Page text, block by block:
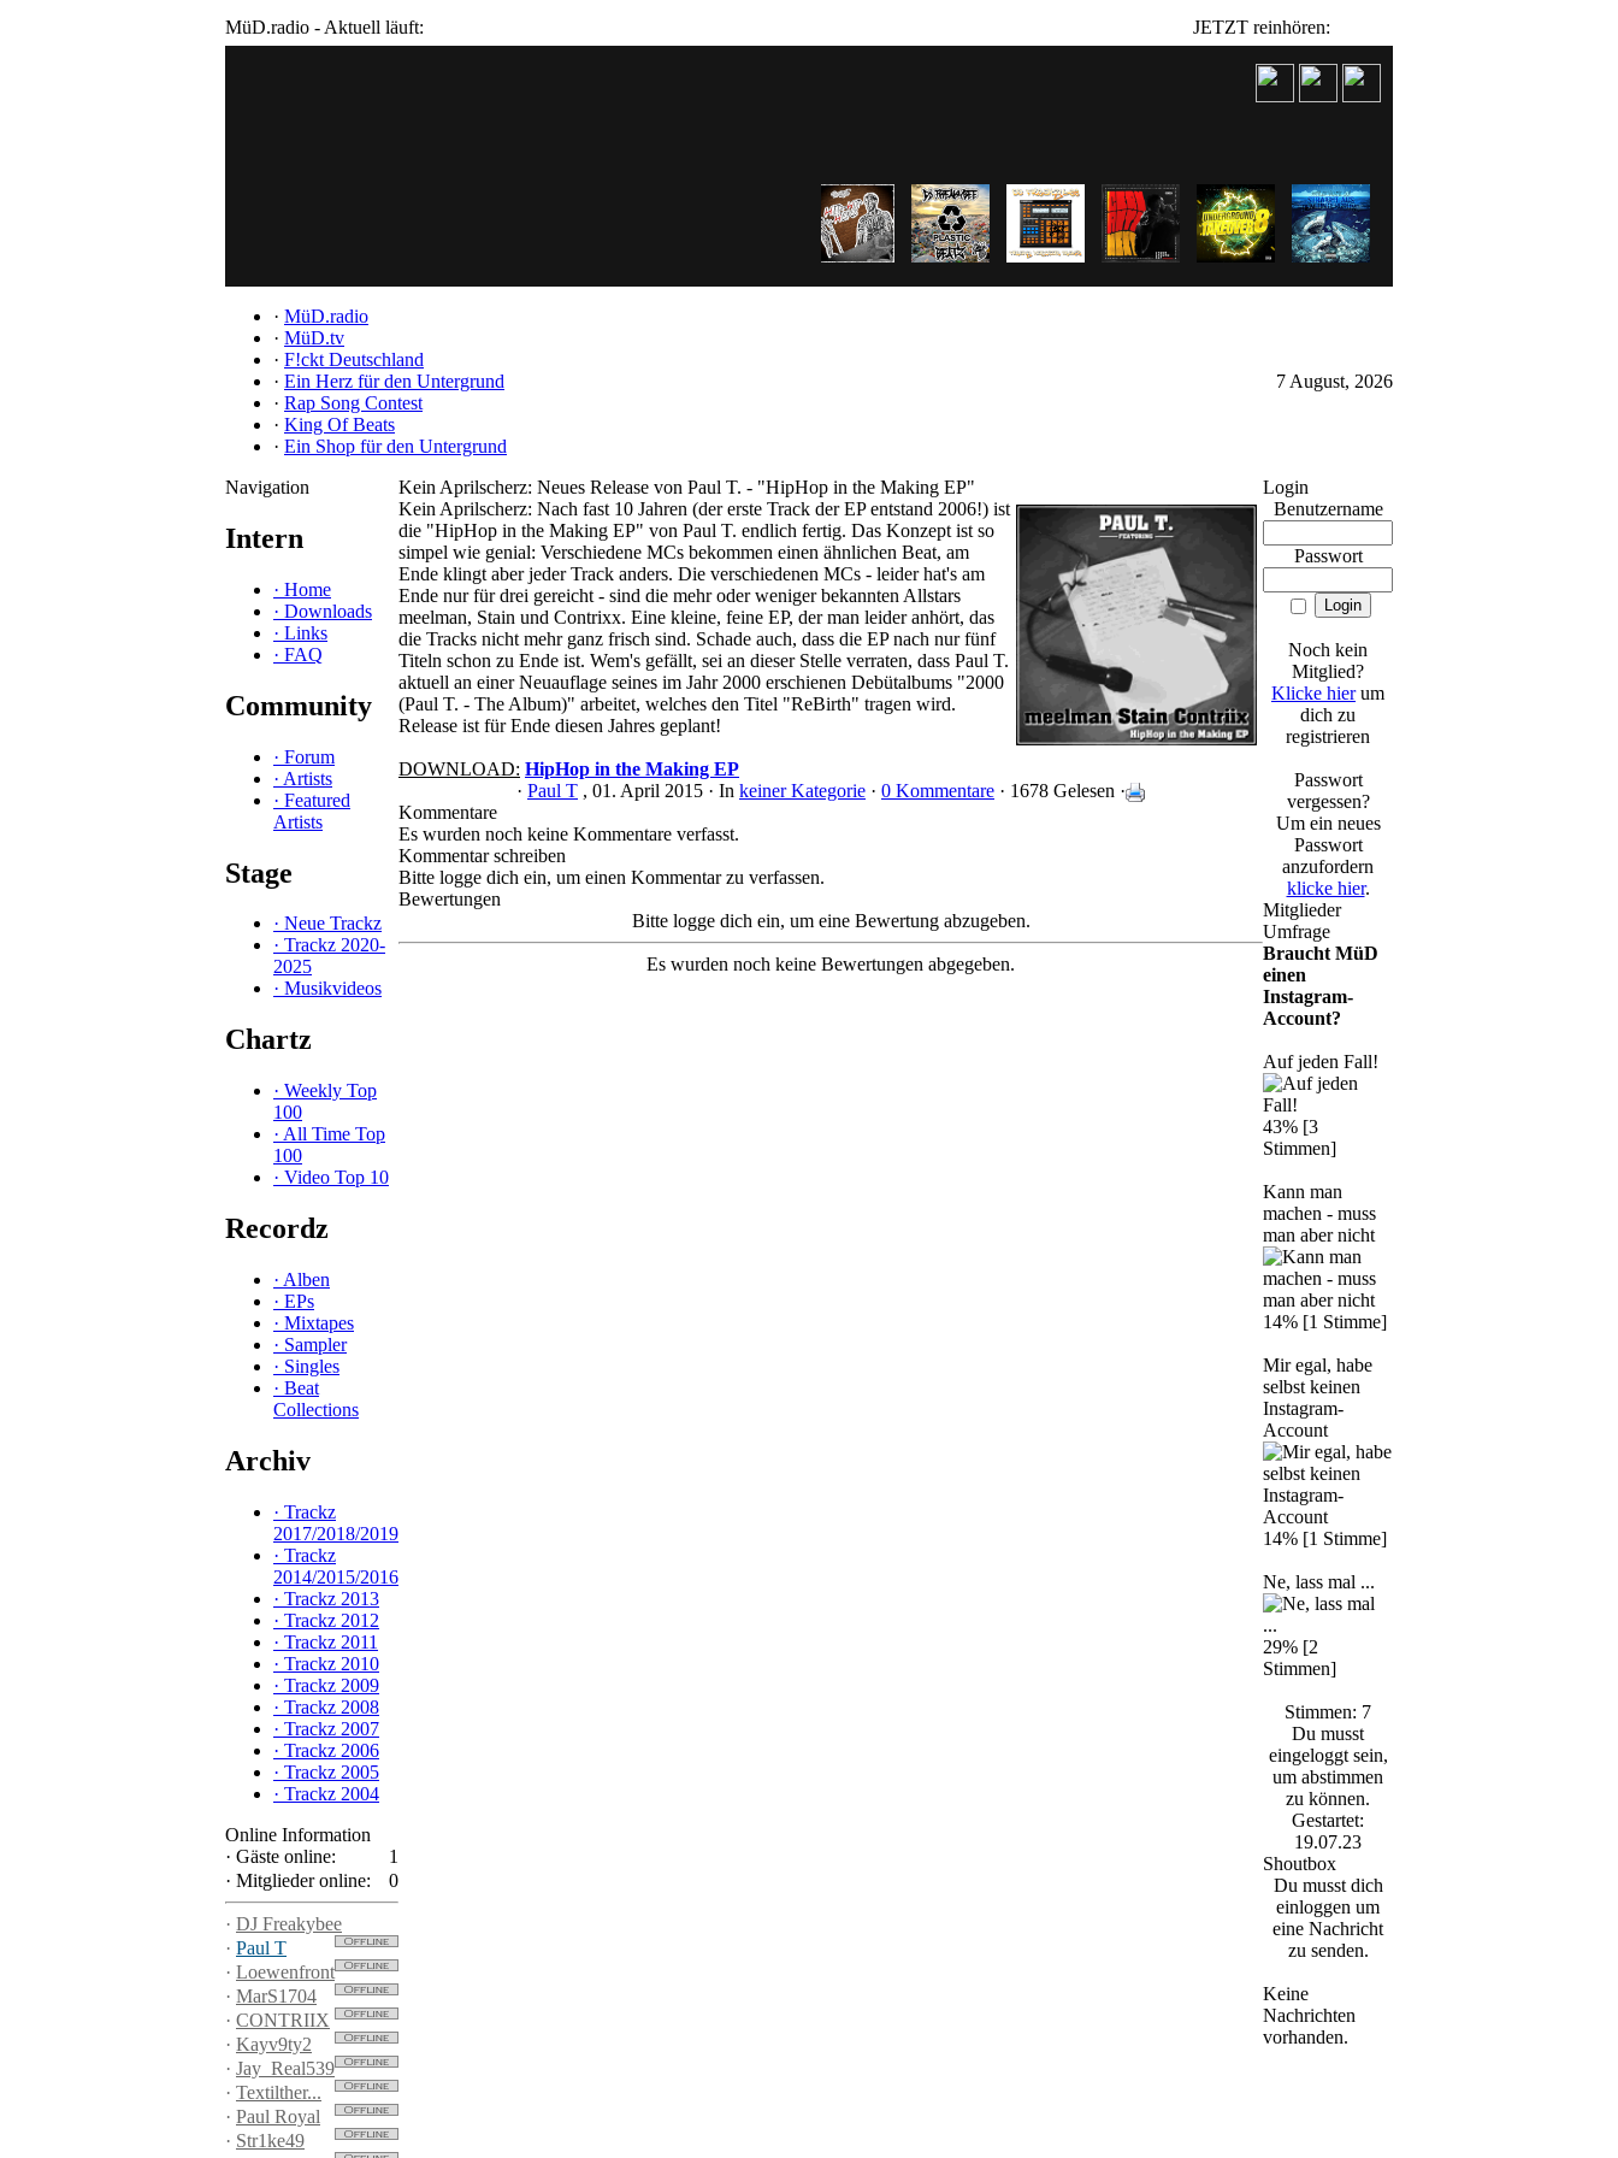
MüD.radio - Aktuell läuft: JETZT reinhören:
· MüD.radio
· MüD.tv
· F!ckt Deutschland
· Ein Herz für den Untergrund
· Rap Song Contest
· King Of Beats
· Ein Shop für den Untergrund
7 August, 2026
Navigation
Intern
· Home
· Downloads
· Links
· FAQ
Community
· Forum
· Artists
· Featured
Artists
Stage
· Neue Trackz
· Trackz 2020-
2025
· Musikvideos
Chartz
· Weekly Top
100
· All Time Top
100
· Video Top 10
Recordz
· Alben
· EPs
· Mixtapes
· Sampler
· Singles
· Beat
Collections
Archiv
· Trackz
2017/2018/2019
· Trackz
2014/2015/2016
· Trackz 2013
· Trackz 2012
· Trackz 2011
· Trackz 2010
· Trackz 2009
· Trackz 2008
· Trackz 2007
· Trackz 2006
· Trackz 2005
· Trackz 2004
Online Information
· Gäste online:
1
· Mitglieder online: 0
· DJ Freakybee
· Paul T
· Loewenfront
· MarS1704
· CONTRIIX
· Kayv9ty2
· Jay_Real539
· Textilther...
· Paul Royal
· Str1ke49
Kein Aprilscherz: Neues Release von Paul T. - "HipHop in the Making EP"
Kein Aprilscherz: Nach fast 10 Jahren (der erste Track der EP entstand 2006!) ist
die "HipHop in the Making EP" von Paul T. endlich fertig. Das Konzept ist so
simpel wie genial: Verschiedene MCs bekommen einen ähnlichen Beat, am
Ende klingt aber jeder Track anders. Die verschiedenen MCs - leider hat's am
Ende nur für drei gereicht - sind die mehr oder weniger bekannten Allstars
meelman, Stain und Contrixx. Eine kleine, feine EP, der man leider anhört, das
die Tracks nicht mehr ganz frisch sind. Schade auch, dass die EP nach nur fünf
Titeln schon zu Ende ist. Wem's gefällt, sei an dieser Stelle verraten, dass Paul T.
aktuell an einer Neuauflage seines im Jahr 2000 erschienen Debütalbums "2000
(Paul T. - The Album)" arbeitet, welches den Titel "ReBirth" tragen wird.
Release ist für Ende diesen Jahres geplant!
DOWNLOAD: HipHop in the Making EP
· Paul T , 01. April 2015 · In keiner Kategorie · 0 Kommentare · 1678 Gelesen ·
Kommentare
Es wurden noch keine Kommentare verfasst.
Kommentar schreiben
Bitte logge dich ein, um einen Kommentar zu verfassen.
Bewertungen
Bitte logge dich ein, um eine Bewertung abzugeben.
Es wurden noch keine Bewertungen abgegeben.
Login
Benutzername
Passwort
Noch kein
Mitglied?
Klicke hierum
dich zu
registrieren
Passwort
vergessen?
Um ein neues
Passwort
anzufordern
klicke hier.
Mitglieder
Umfrage
Braucht MüD
einen
Instagram-
Account?
Auf jeden Fall!
43% [3
Stimmen]
Kann man
machen - muss
man aber nicht
14% [1 Stimme]
Mir egal, habe
selbst keinen
Instagram-
Account
14% [1 Stimme]
Ne, lass mal ...
29% [2
Stimmen]
Stimmen: 7
Du musst
eingeloggt sein,
um abstimmen
zu können.
Gestartet:
19.07.23
Shoutbox
Du musst dich
einloggen um
eine Nachricht
zu senden.
Keine
Nachrichten
vorhanden.